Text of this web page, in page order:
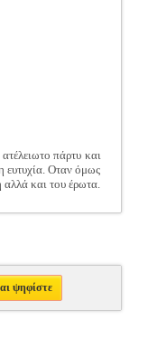
πάρτυ και
ευτυχία. Οταν όμως
αλλά και του έρωτα.
ψηφίστε